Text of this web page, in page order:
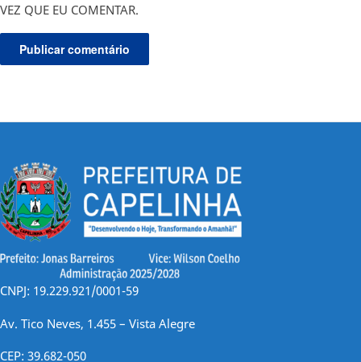
VEZ QUE EU COMENTAR.
CNPJ: 19.229.921/0001-59
Av. Tico Neves, 1.455 – Vista Alegre
CEP: 39.682-050